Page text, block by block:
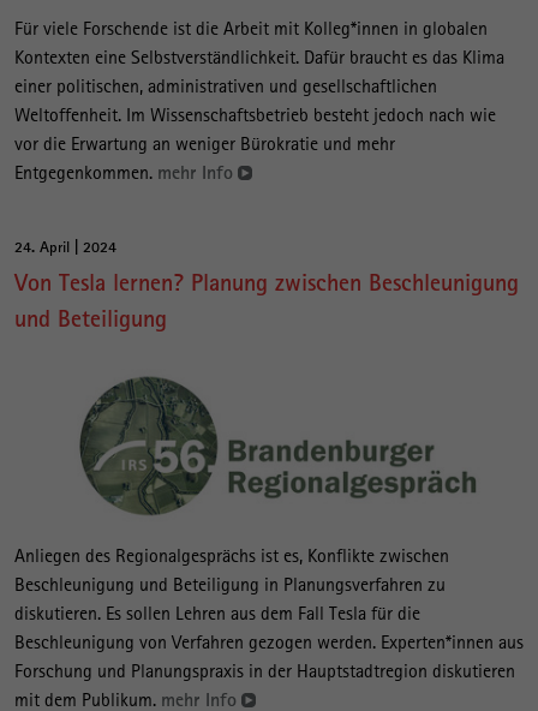
Für viele Forschende ist die Arbeit mit Kolleg*innen in globalen
Kontexten eine Selbstverständlichkeit. Dafür braucht es das Klima
einer politischen, administrativen und gesellschaftlichen
Weltoffenheit. Im Wissenschaftsbetrieb besteht jedoch nach wie
vor die Erwartung an weniger Bürokratie und mehr
Entgegenkommen. mehr Info
24. April | 2024
Von Tesla lernen? Planung zwischen Beschleunigung
und Beteiligung
Anliegen des Regionalgesprächs ist es, Konflikte zwischen
Beschleunigung und Beteiligung in Planungsverfahren zu
diskutieren. Es sollen Lehren aus dem Fall Tesla für die
Beschleunigung von Verfahren gezogen werden. Experten*innen aus
Forschung und Planungspraxis in der Hauptstadtregion diskutieren
mit dem Publikum. mehr Info